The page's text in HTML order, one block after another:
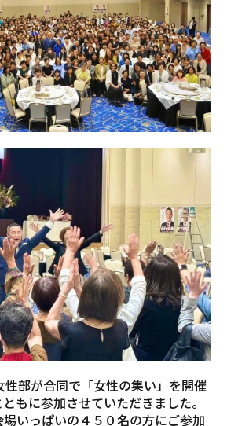
性部が合同で「女性の集い」を開催
もに参加させていただきました。
いっぱいの４５０名の方にご参加